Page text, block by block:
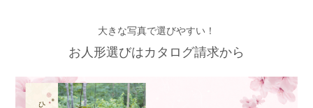
大きな写真で選びやすい！
お人形選びはカタログ請求から